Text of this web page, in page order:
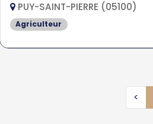
PUY-SAINT-PIERRE (05100)
Agriculteur
<